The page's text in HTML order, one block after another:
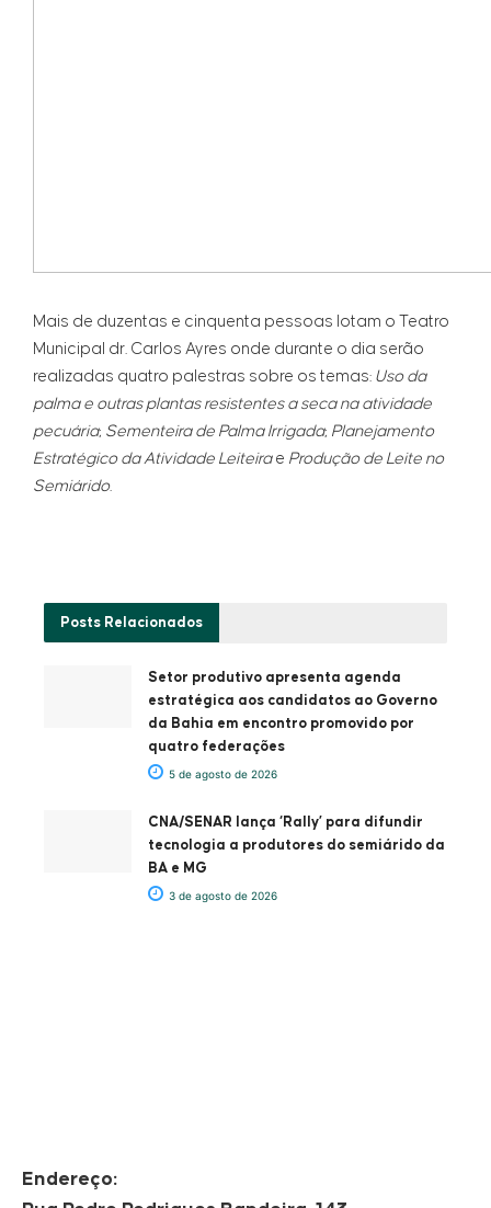
Mais de duzentas e cinquenta pessoas lotam o Teatro
Municipal dr. Carlos Ayres onde durante o dia serão
realizadas quatro palestras sobre os temas: Uso da
palma e outras plantas resistentes a seca na atividade
pecuária; Sementeira de Palma Irrigada; Planejamento
Estratégico da Atividade Leiteirae Produção de Leite no
Semiárido.
Posts Relacionados
Setor produtivo apresenta agenda
estratégica aos candidatos ao Governo
da Bahia em encontro promovido por
quatro federações
5 de agosto de 2026
CNA/SENAR lança ‘Rally’ para difundir
tecnologia a produtores do semiárido da
BA e MG
3 de agosto de 2026
Endereço: